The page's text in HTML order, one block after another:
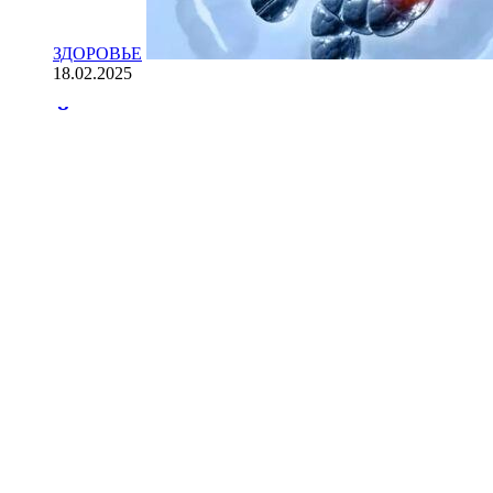
ЗДОРОВЬЕ
18.02.2025
Йогурт против рака: научные